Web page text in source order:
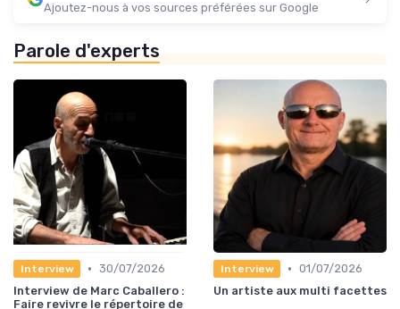
Ajoutez-nous à vos sources préférées sur Google
Parole d'experts
Interview • 30/07/2026
Interview de Marc Caballero :
Faire revivre le répertoire de
Interview • 01/07/2026
Un artiste aux multi facettes